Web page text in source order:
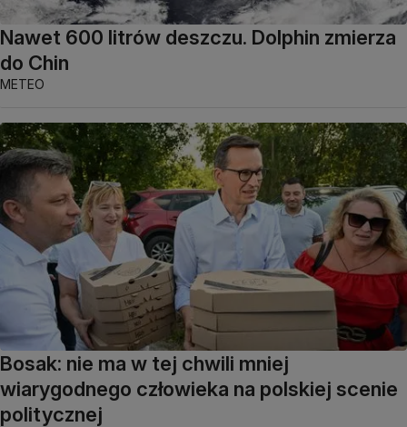
Nawet 600 litrów deszczu. Dolphin zmierza
do Chin
METEO
Bosak: nie ma w tej chwili mniej
wiarygodnego człowieka na polskiej scenie
politycznej